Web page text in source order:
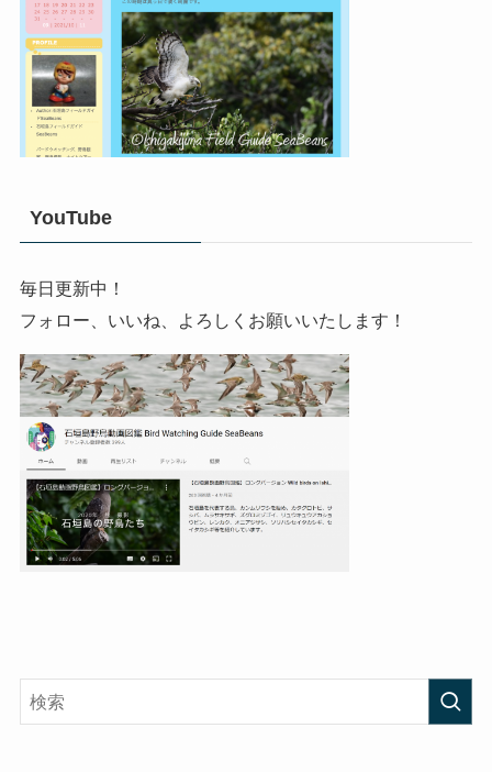
YouTube
毎日更新中！
フォロー、いいね、よろしくお願いいたします！